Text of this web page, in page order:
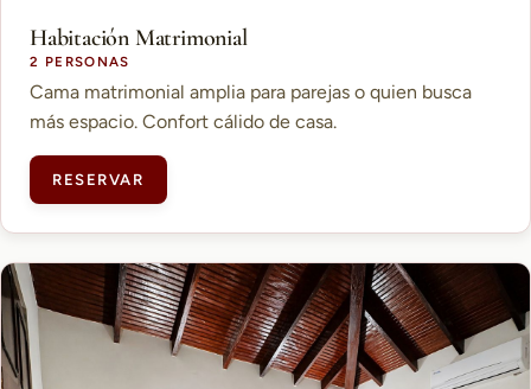
Habitación Matrimonial
2 PERSONAS
Cama matrimonial amplia para parejas o quien busca
más espacio. Confort cálido de casa.
RESERVAR